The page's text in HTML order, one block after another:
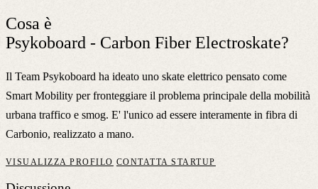
Cosa è
Psykoboard - Carbon Fiber Electroskate?
Il Team Psykoboard ha ideato uno skate elettrico pensato come
Smart Mobility per fronteggiare il problema principale della mobilità
urbana traffico e smog. E' l'unico ad essere interamente in fibra di
Carbonio, realizzato a mano.
VISUALIZZA PROFILO CONTATTA STARTUP